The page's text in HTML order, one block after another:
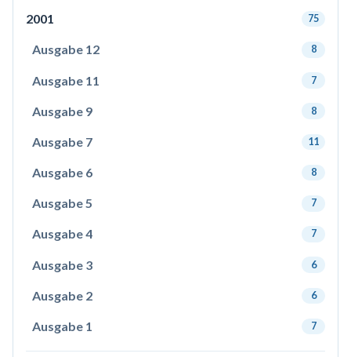
2001 75
Ausgabe 12 8
Ausgabe 11 7
Ausgabe 9 8
Ausgabe 7 11
Ausgabe 6 8
Ausgabe 5 7
Ausgabe 4 7
Ausgabe 3 6
Ausgabe 2 6
Ausgabe 1 7